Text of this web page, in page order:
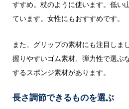
すすめ。杖のように使います。低い
ています。女性にもおすすめです。
また、グリップの素材にも注目しま
握りやすいゴム素材、弾力性で選ぶ
するスポンジ素材があります。
長さ調節できるものを選ぶ